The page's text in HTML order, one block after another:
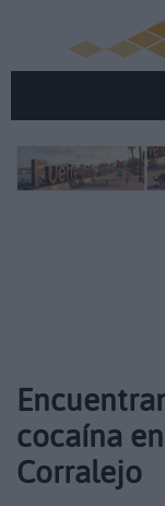
cocaína
Corralejo